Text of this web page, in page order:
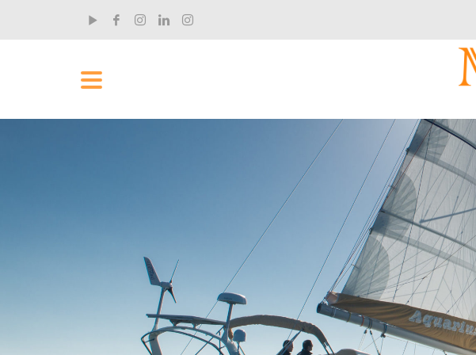
RECENT POSTS
„Ich hab rund um die Uhr an dem Film gearbeitet“
Der Einhandsegler und Filmemacher Claus Aktopra...
Tim Hahn ist Musiker und kam eher zufällig zum ...
Was man als Yachtmaster fürs Leben lernt
Stephan Hofmann ist seit kurzem RYA Yachtmaster...
Was Segeln mit Demut zu tun hat
Stephan Hofmann ist seit kurzem RYA Yachtmaster...
Wie aus einer Landratte ein Yachtmaster wird
Stephan Hofmann ist seit kurzem RYA Yachtmaster...